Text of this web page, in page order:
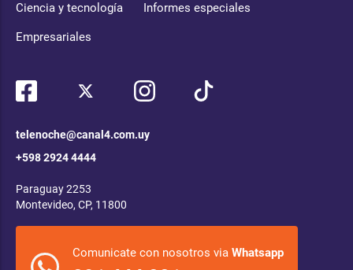
Ciencia y tecnología Informes especiales
Empresariales
telenoche@canal4.com.uy
+598 2924 4444
Paraguay 2253
Montevideo, CP, 11800
Comunicate con nosotros via Whatsapp